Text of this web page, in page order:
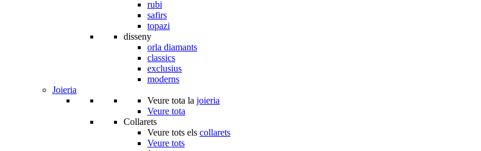
rubi
safirs
topazi
disseny
orla diamants
classics
exclusius
moderns
Joieria
Veure tota la joieria
Veure tota
Collarets
Veure tots els collarets
Veure tots